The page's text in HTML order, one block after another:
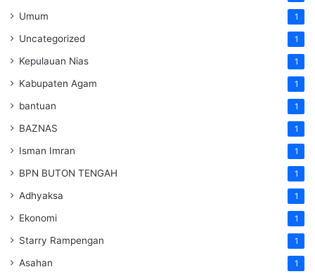
Umum 1
Uncategorized 1
Kepulauan Nias 1
Kabupaten Agam 1
bantuan 1
BAZNAS 1
Isman Imran 1
BPN BUTON TENGAH 1
Adhyaksa 1
Ekonomi 1
Starry Rampengan 1
Asahan 1